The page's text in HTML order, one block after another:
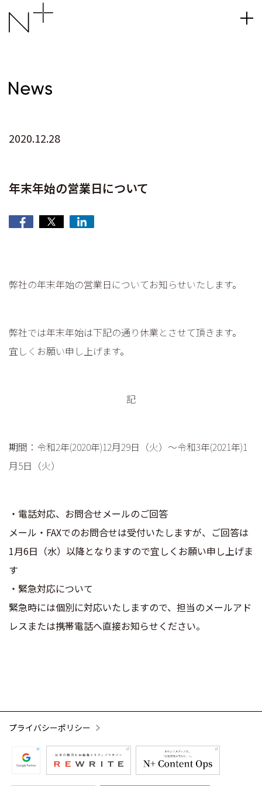
2020.12.28
年末年始の営業日について
弊社の年末年始の営業日についてお知らせいたします。
弊社では年末年始は下記の通り休業とさせて頂きます。
宜しくお願い申し上げます。
記
期間：令和2年(2020年)12月29日（火）〜令和3年(2021年)1
月5日（火）
・電話対応、お問合せメールのご回答
メール・FAXでのお問合せは受付いたしますが、ご回答は
1月6日（水）以降となりますので宜しくお願い申し上げま
す
・緊急対応について
緊急時には個別に対応いたしますので、担当のメールアド
レスまたは携帯電話へ直接お知らせください。
プライバシーポリシー